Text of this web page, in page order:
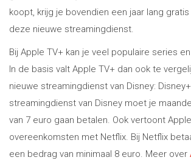
koopt, krijg je bovendien een jaar lang
deze nieuwe streamingdienst.
Bij Apple TV+ kan je veel populaire series
In de basis valt Apple TV+ dan ook te
nieuwe streamingdienst van Disney:
streamingdienst van Disney moet je
van 7 euro gaan betalen. Ook vertoont
overeenkomsten met Netflix. Bij Netflix
een bedrag van minimaal 8 euro. Meer over